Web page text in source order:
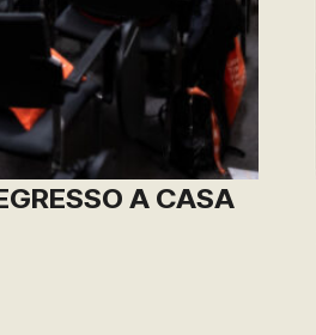
A CASA